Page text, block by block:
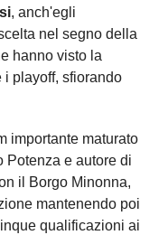
, anch'egli
nel segno della
hanno visto la
i playoff, sfiorando
importante maturato
Potenza e autore di
il Borgo Minonna,
mantenendo poi
qualificazioni ai